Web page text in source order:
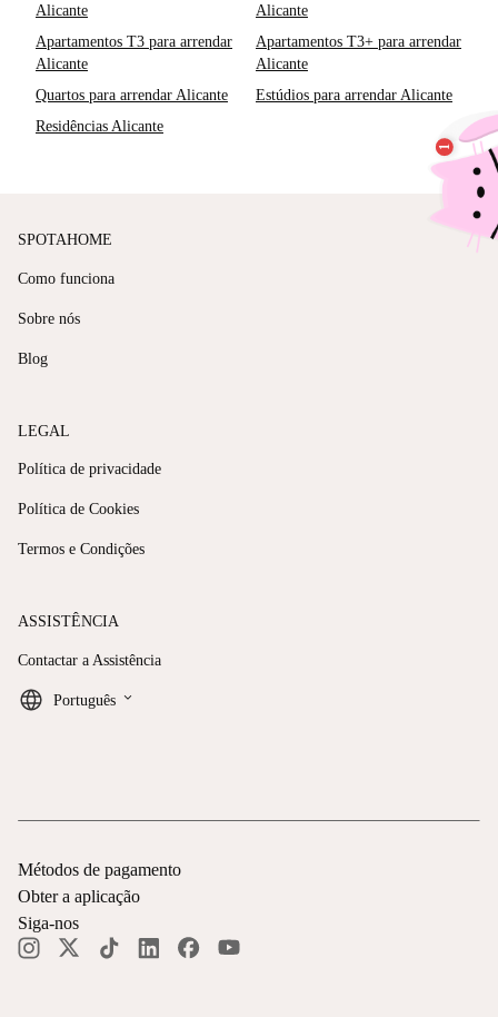
Alicante
Alicante
Apartamentos T3 para arrendar
Alicante
Apartamentos T3+ para arrendar
Alicante
Quartos para arrendar Alicante
Estúdios para arrendar Alicante
Residências Alicante
SPOTAHOME
Como funciona
Sobre nós
Blog
LEGAL
Política de privacidade
Política de Cookies
Termos e Condições
ASSISTÊNCIA
Contactar a Assistência
Português keyboard_arrow_down
Métodos de pagamento
Obter a aplicação
Siga-nos